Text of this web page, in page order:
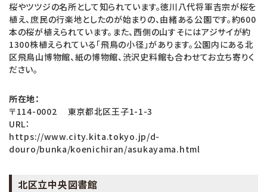
桜やツツジの名所として知られています。徳川八代将軍吉宗が桜を
植え、庶民の行楽地としたのが始まりの、由緒ある公園です。約600
本の桜が植えられています。また、西側の山すそにはアジサイが約
1300株植えられている「飛鳥の小径」があります。公園内にある北
区飛鳥山博物館、紙の博物館、渋沢史料館も合わせてお立ち寄りく
ださい。
所在地：
〒114-0002 東京都北区王子1-1-3
URL：
https://www.city.kita.tokyo.jp/d-
douro/bunka/koenichiran/asukayama.html
北区立中央図書館